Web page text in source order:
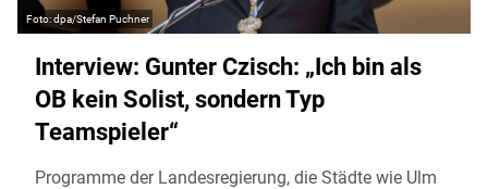
dpa/Stefan Puchner
Interview: Gunter Czisch: „Ich bin als
OB kein Solist, sondern Typ
Teamspieler“
Programme der Landesregierung, die Städte wie Ulm